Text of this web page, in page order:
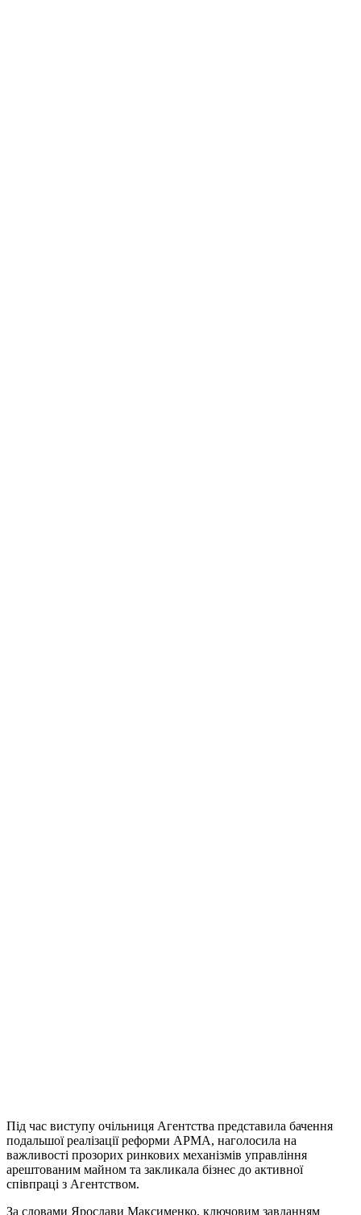
Під час виступу очільниця Агентства представила бачення
подальшої реалізації реформи АРМА, наголосила на
важливості прозорих ринкових механізмів управління
арештованим майном та закликала бізнес до активної
співпраці з Агентством.
За словами Ярослави Максименко, ключовим завданням